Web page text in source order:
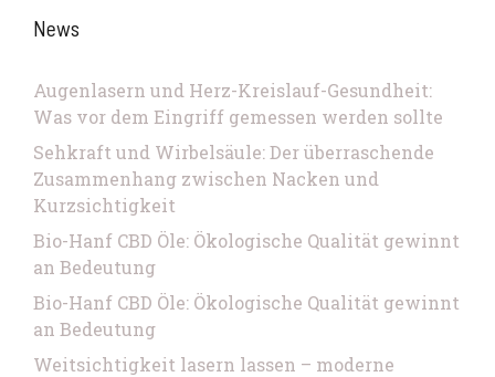
News
Augenlasern und Herz-Kreislauf-Gesundheit:
Was vor dem Eingriff gemessen werden sollte
Sehkraft und Wirbelsäule: Der überraschende
Zusammenhang zwischen Nacken und
Kurzsichtigkeit
Bio-Hanf CBD Öle: Ökologische Qualität gewinnt
an Bedeutung
Bio-Hanf CBD Öle: Ökologische Qualität gewinnt
an Bedeutung
Weitsichtigkeit lasern lassen – moderne